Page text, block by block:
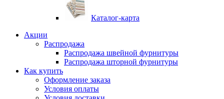
Каталог-карта
Акции
Распродажа
Распродажа швейной фурнитуры
Распродажа шторной фурнитуры
Как купить
Оформление заказа
Условия оплаты